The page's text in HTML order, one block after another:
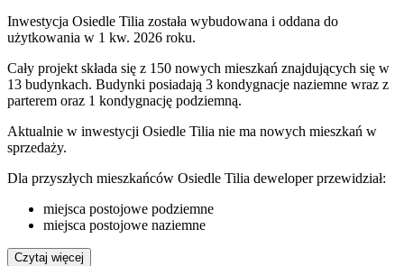
Inwestycja Osiedle Tilia została wybudowana i oddana do
użytkowania w 1 kw. 2026 roku.
Cały projekt składa się z 150 nowych mieszkań znajdujących się w
13 budynkach. Budynki posiadają 3 kondygnacje naziemne wraz z
parterem oraz 1 kondygnację podziemną.
Aktualnie w inwestycji Osiedle Tilia nie ma nowych mieszkań w
sprzedaży.
Dla przyszłych mieszkańców Osiedle Tilia deweloper przewidział:
miejsca postojowe podziemne
miejsca postojowe naziemne
Czytaj więcej